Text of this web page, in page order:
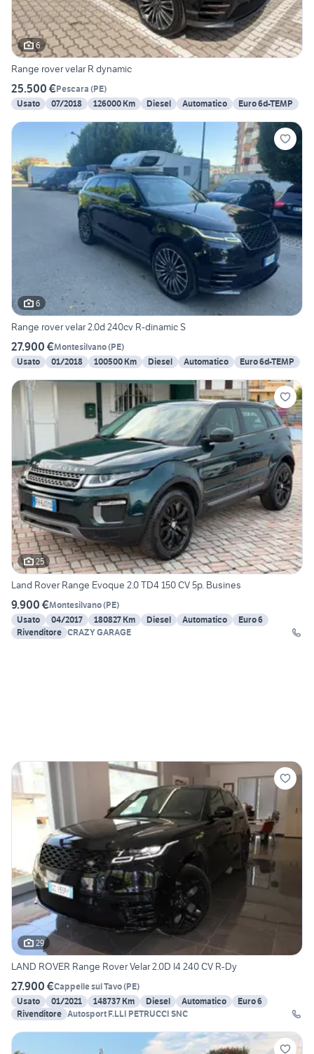
6
Range rover velar R dynamic
25.500 €Pescara (PE)
Usato
07/2018 126000 Km Diesel Automatico Euro 6d-TEMP
6
Range rover velar 2.0d 240cv R-dinamic S
27.900 €Montesilvano(PE)
Usato
01/2018 100500 Km Diesel Automatico Euro 6d-TEMP
25
Land Rover Range Evoque 2.0 TD4 150 CV 5p. Busines
9.900 €Montesilvano(PE)
Usato
04/2017 180827 Km Diesel Automatico
Euro 6
Rivenditore CRAZY GARAGE
29
LAND ROVER Range Rover Velar 2.0D I4 240 CV R-Dy
27.900 €Cappelle sul Tavo(PE)
Usato
01/2021 148737 Km Diesel Automatico
Euro 6
Rivenditore
Autosport F.LLI PETRUCCI SNC